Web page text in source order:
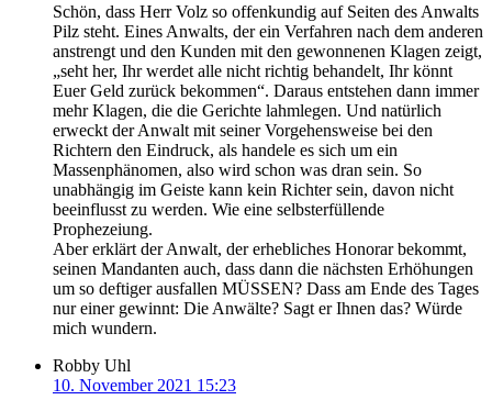
Schön, dass Herr Volz so offenkundig auf Seiten des Anwalts
Pilz steht. Eines Anwalts, der ein Verfahren nach dem anderen
anstrengt und den Kunden mit den gewonnenen Klagen zeigt,
„seht her, Ihr werdet alle nicht richtig behandelt, Ihr könnt
Euer Geld zurück bekommen“. Daraus entstehen dann immer
mehr Klagen, die die Gerichte lahmlegen. Und natürlich
erweckt der Anwalt mit seiner Vorgehensweise bei den
Richtern den Eindruck, als handele es sich um ein
Massenphänomen, also wird schon was dran sein. So
unabhängig im Geiste kann kein Richter sein, davon nicht
beeinflusst zu werden. Wie eine selbsterfüllende
Prophezeiung.
Aber erklärt der Anwalt, der erhebliches Honorar bekommt,
seinen Mandanten auch, dass dann die nächsten Erhöhungen
um so deftiger ausfallen MÜSSEN? Dass am Ende des Tages
nur einer gewinnt: Die Anwälte? Sagt er Ihnen das? Würde
mich wundern.
Robby Uhl
10. November 2021 15:23